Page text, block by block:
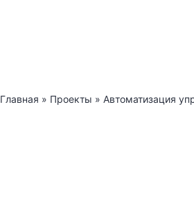
Главная » Проекты » Автоматизация